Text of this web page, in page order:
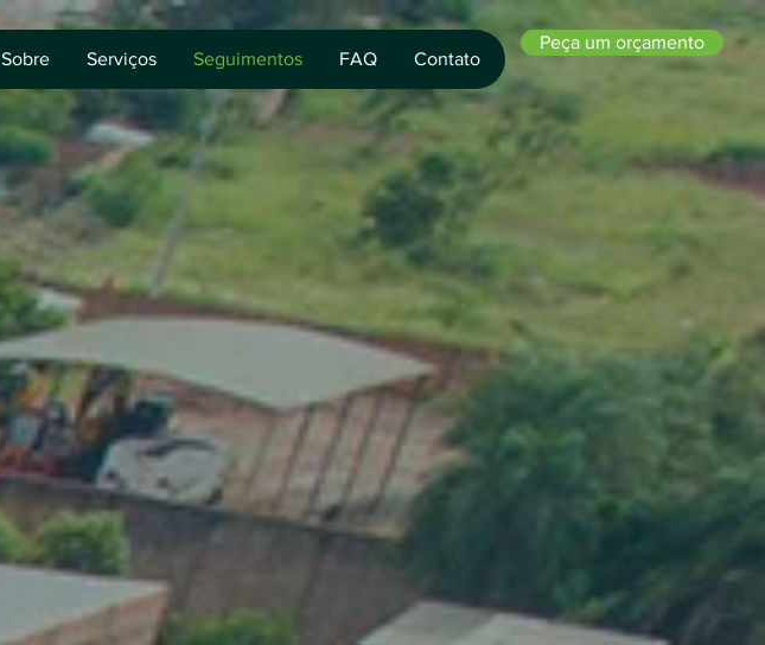
Sobre Serviços Seguimentos FAQ Contato
Peça um orçamento